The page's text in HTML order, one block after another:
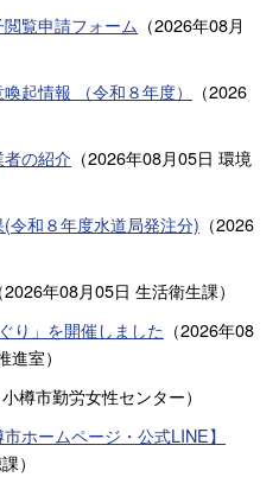
覧申請フォーム （2026年08月
起情報 （令和８年度）
（2026
の紹介 （2026年08月05日 環境
令和８年度水道局発注分) （2026
（2026年08月05日 生活衛生課）
り」を開催しました （2026年08
進室）
小樽市勤労女性センター）
ホームページ・公式LINE】
）